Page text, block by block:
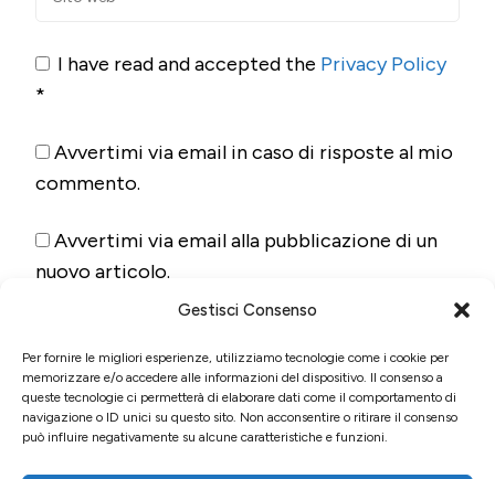
Gestisci Consenso
Per fornire le migliori esperienze, utilizziamo tecnologie come i cookie per
memorizzare e/o accedere alle informazioni del dispositivo. Il consenso a
queste tecnologie ci permetterà di elaborare dati come il comportamento di
navigazione o ID unici su questo sito. Non acconsentire o ritirare il consenso
può influire negativamente su alcune caratteristiche e funzioni.
I have read and accepted the Privacy Policy
*
Avvertimi via email in caso di risposte al mio
commento.
Avvertimi via email alla pubblicazione di un
nuovo articolo.